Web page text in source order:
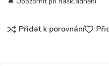
Přidat k porovnání